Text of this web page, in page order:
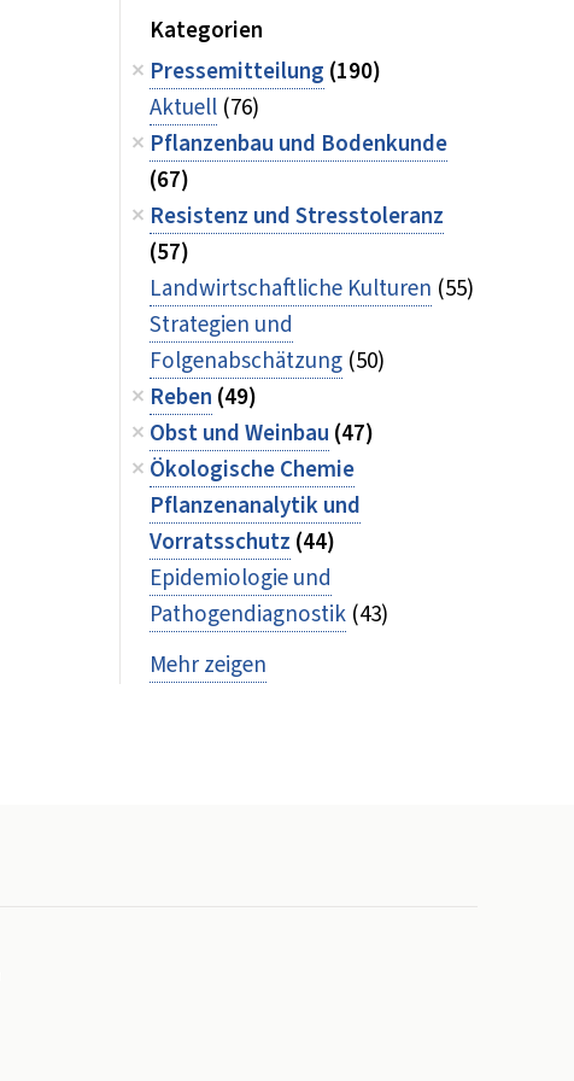
Kategorien
Pressemitteilung (190)
Aktuell (76)
Pflanzenbau und Bodenkunde
(67)
Resistenz und Stresstoleranz
(57)
Landwirtschaftliche Kulturen (55)
Strategien und
Folgenabschätzung (50)
Reben (49)
Obst und Weinbau (47)
Ökologische Chemie
Pflanzenanalytik und
Vorratsschutz (44)
Epidemiologie und
Pathogendiagnostik (43)
Mehr zeigen